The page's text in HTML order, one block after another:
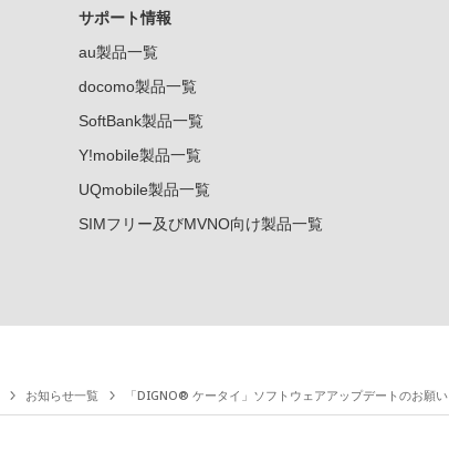
サポート情報
au製品一覧
docomo製品一覧
SoftBank製品一覧
Y!mobile製品一覧
UQmobile製品一覧
SIMフリー及びMVNO向け製品一覧
お知らせ一覧 「DIGNO® ケータイ」ソフトウェアアップデートのお願い